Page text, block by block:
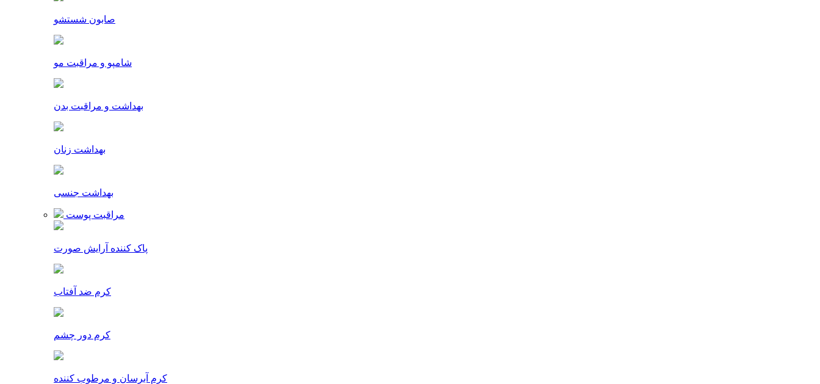
صابون شستشو
شامپو و مراقبت مو
بهداشت و مراقبت بدن
بهداشت زنان
بهداشت جنسی
مراقبت پوست
پاک کننده آرایش صورت
کرم ضد آفتاب
کرم دور چشم
کرم آبرسان و مرطوب کننده